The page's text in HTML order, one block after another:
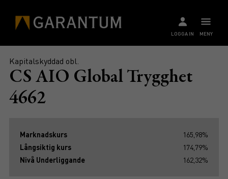
MENY
LOGGA IN
Kapitalskyddad obl.
CS AIO Global Trygghet
4662
Marknadskurs
165,98%
Långsiktig kurs
174,79%
Nivå Underliggande
162,32%